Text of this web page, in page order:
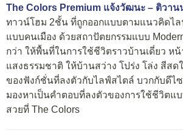
The Colors Premium แจ้งวัฒนะ – ติวาน
ทาวน์โฮม 2ชั้น ที่ถูกออกแบบตามแนวคิดไ
แบบคนเมือง ด้วยสถาปัตยกรรมแบบ
กว่า ให้พื้นที่ในการใช้ชีวิตราวบ้านเดี่ยว ห
แสงธรรมชาติ ให้บ้านสว่าง โปร่ง โล่ง สีส
ของฟังก์ชั่นที่ลงตัวกับไลฟ์สไตล์ บวกกับดีไ
มองหาเป็นคำตอบที่ลงตัวของการใช้ชีวิต
สวยที่ The Colors